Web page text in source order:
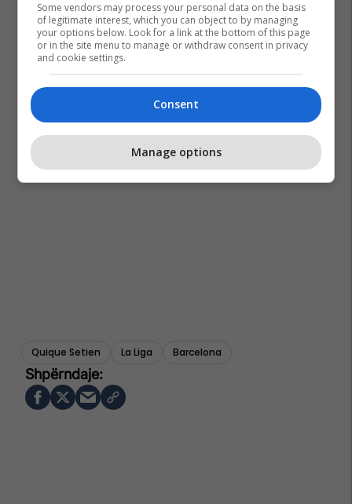
Quique Setien La Liga Barcelona
Some vendors may process your personal data on the basis
of legitimate interest, which you can object to by managing
your options below. Look for a link at the bottom of this page
or in the site menu to manage or withdraw consent in privacy
and cookie settings.
Consent
Manage options